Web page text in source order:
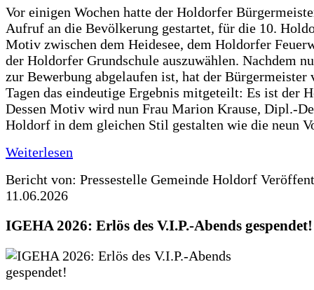
Vor einigen Wochen hatte der Holdorfer
Aufruf an die Bevölkerung gestartet, für die 10.
Motiv zwischen dem Heidesee, dem Holdorfer
der Holdorfer Grundschule auszuwählen. Nachdem
zur Bewerbung abgelaufen ist, hat der Bürgermeister
Tagen das eindeutige Ergebnis mitgeteilt: Es ist der
Dessen Motiv wird nun Frau Marion Krause, Dipl.-
Holdorf in dem gleichen Stil gestalten wie die neun
Weiterlesen
Bericht von: Pressestelle Gemeinde Holdorf
11.06.2026
IGEHA 2026: Erlös des V.I.P.-Abends gespendet!